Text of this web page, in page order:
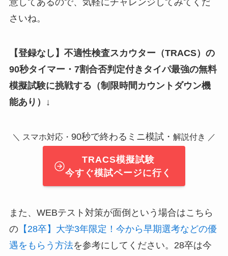
さいね。
【登録なし】不適性検査スカウター（TRACS）の
90秒タイマー・7割合否判定付きタイパ最強の無料
模擬試験に挑戦する（制限時間カウントダウン機
能あり）↓
＼ スマホ対応・ 90秒で終わるミニ模試・ 解説付き ／
TRACS模擬試験
今すぐ模試ページに行く
また、WEBテスト対策が面倒という場合はこちら
の【28卒】大学3年限定！今から早期選考などの優
遇をもらう方法を参考にしてください。28卒は今